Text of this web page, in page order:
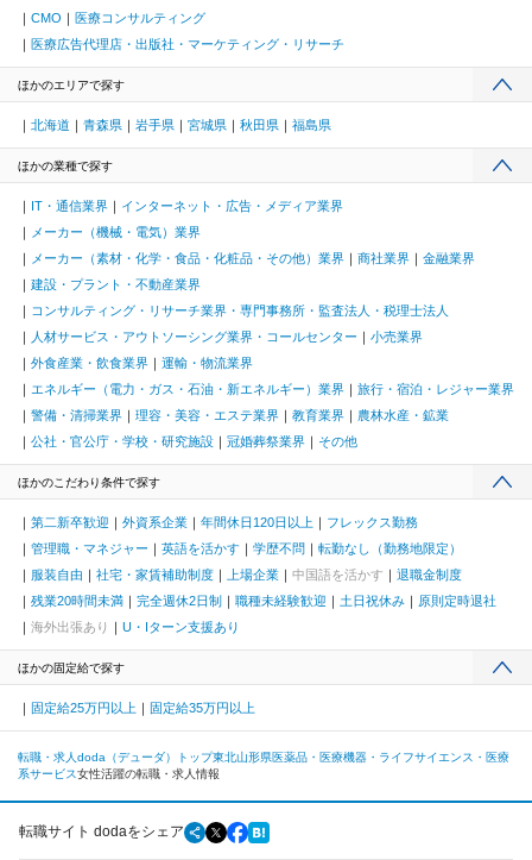
CMO
医療コンサルティング
医療広告代理店・出版社・マーケティング・リサーチ
ほかのエリアで探す
北海道 青森県 岩手県 宮城県 秋田県 福島県
ほかの業種で探す
IT・通信業界
インターネット・広告・メディア業界
メーカー（機械・電気）業界
メーカー（素材・化学・食品・化粧品・その他）業界
商社業界
金融業界
建設・プラント・不動産業界
コンサルティング・リサーチ業界・専門事務所・監査法人・税理士法人
人材サービス・アウトソーシング業界・コールセンター
小売業界
外食産業・飲食業界
運輸・物流業界
エネルギー（電力・ガス・石油・新エネルギー）業界
旅行・宿泊・レジャー業界
警備・清掃業界
理容・美容・エステ業界 教育業界
農林水産・鉱業
公社・官公庁・学校・研究施設
冠婚葬祭業界 その他
ほかのこだわり条件で探す
第二新卒歓迎 外資系企業 年間休日120日以上
フレックス勤務
管理職・マネジャー
英語を活かす 学歴不問
転勤なし（勤務地限定）
服装自由
社宅・家賃補助制度 上場企業 中国語を活かす
退職金制度
残業20時間未満
完全週休2日制 職種未経験歓迎 土日祝休み
原則定時退社
海外出張あり
U・Iターン支援あり
ほかの固定給で探す
固定給25万円以上 固定給35万円以上
転職・求人doda（デューダ）トップ東北山形県医薬品・医療機器・ライフサイエンス・医療
系サービス女性活躍の転職・求人情報
転職サイト dodaをシェア